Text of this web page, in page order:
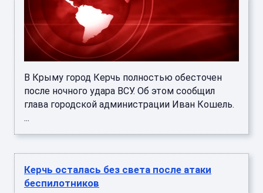
В Крыму город Керчь полностью обесточен
после ночного удара ВСУ. Об этом сообщил
глава городской администрации Иван Кошель.
...
Керчь осталась без света после атаки
беспилотников